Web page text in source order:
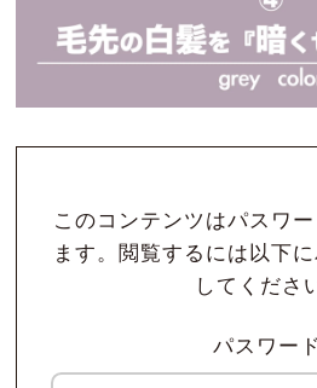
このコンテンツはパスワ
ます。閲覧するには以下
してくださ
パスワー